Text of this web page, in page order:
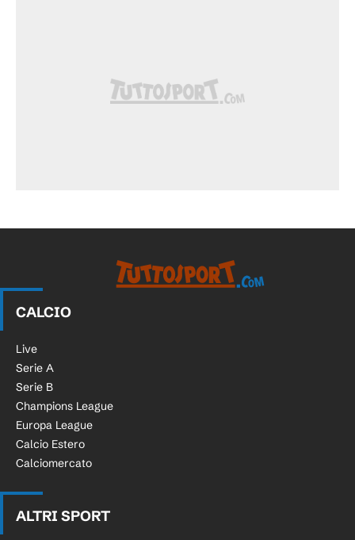
CALCIO
Live
Serie A
Serie B
Champions League
Europa League
Calcio Estero
Calciomercato
ALTRI SPORT